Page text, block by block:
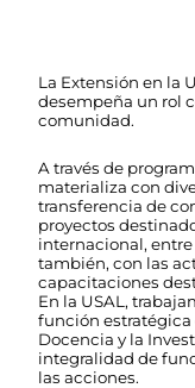
La Extensión en la
desempeña un rol
comunidad.
A través de
materializa con
transferencia de
proyectos
internacional, entre
también, con las
capacitaciones
En la USAL,
función estratégica
Docencia y la
integralidad de
las acciones.